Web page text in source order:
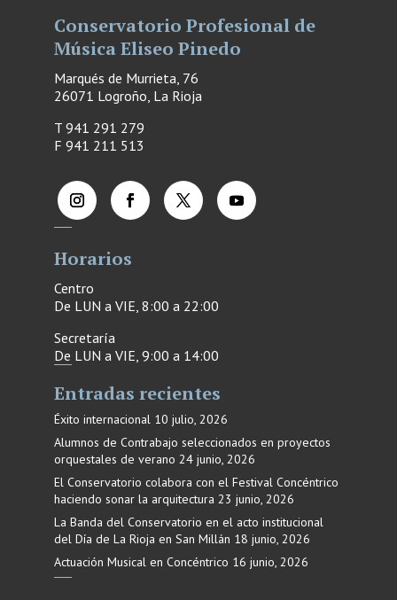
Conservatorio Profesional de
Música Eliseo Pinedo
Marqués de Murrieta, 76
26071 Logroño, La Rioja
T 941 291 279
F 941 211 513
Horarios
Centro
De LUN a VIE, 8:00 a 22:00
Secretaría
De LUN a VIE, 9:00 a 14:00
Entradas recientes
Éxito internacional 10 julio, 2026
Alumnos de Contrabajo seleccionados en proyectos
orquestales de verano 24 junio, 2026
El Conservatorio colabora con el Festival Concéntrico
haciendo sonar la arquitectura 23 junio, 2026
La Banda del Conservatorio en el acto institucional
del Día de La Rioja en San Millán 18 junio, 2026
Actuación Musical en Concéntrico 16 junio, 2026